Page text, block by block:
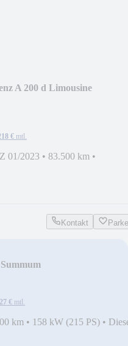
A 200 d Limousine
€ mtl.
01/2023 • 83.500 km •
Kontakt
€ mtl.
km • 158 kW (215 PS) •